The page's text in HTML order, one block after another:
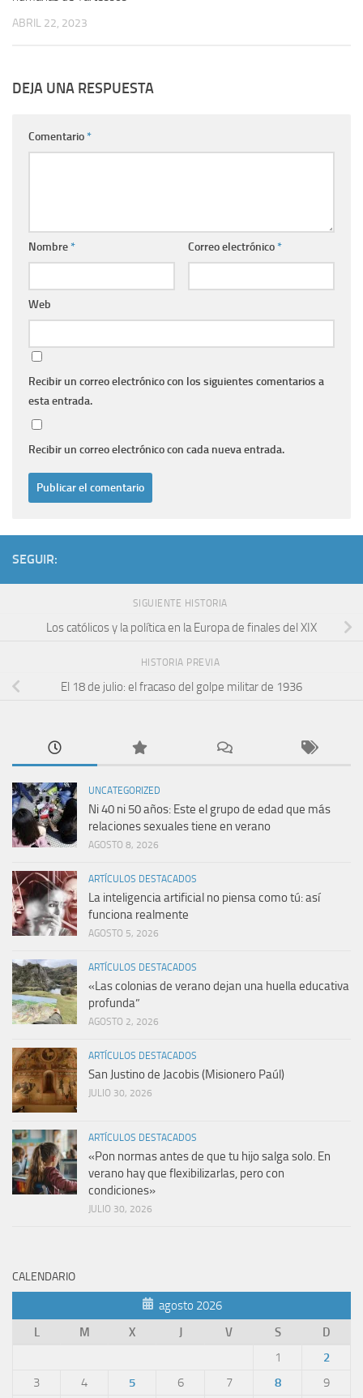
ABRIL 22, 2023
DEJA UNA RESPUESTA
Comentario*
Nombre* Correo electrónico*
Web
Recibir un correo electrónico con los siguientes comentarios a
esta entrada.
Recibir un correo electrónico con cada nueva entrada.
SEGUIR:
SIGUIENTE HISTORIA
Los católicos y la política en la Europa de finales del XIX
HISTORIA PREVIA
El 18 de julio: el fracaso del golpe militar de 1936
UNCATEGORIZED
Ni 40 ni 50 años: Este el grupo de edad que más
relaciones sexuales tiene en verano
AGOSTO 8, 2026
ARTÍCULOS DESTACADOS
La inteligencia artificial no piensa como tú: así
funciona realmente
AGOSTO 5, 2026
ARTÍCULOS DESTACADOS
«Las colonias de verano dejan una huella educativa
profunda”
AGOSTO 2, 2026
ARTÍCULOS DESTACADOS
San Justino de Jacobis (Misionero Paúl)
JULIO 30, 2026
ARTÍCULOS DESTACADOS
«Pon normas antes de que tu hijo salga solo. En
verano hay que flexibilizarlas, pero con
condiciones»
JULIO 30, 2026
CALENDARIO
agosto 2026
L
M X J V S
D
1
2
3
4 5 6 7 8
9